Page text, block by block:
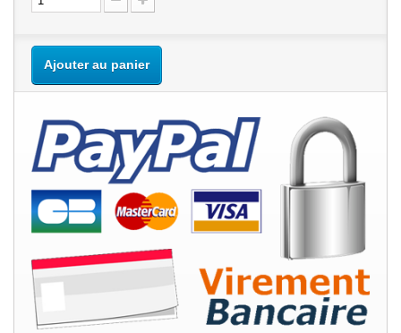
Ajouter au panier